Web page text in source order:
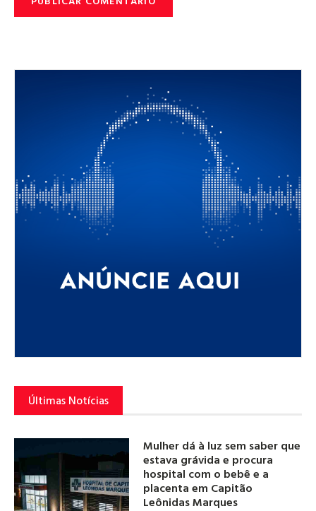
Últimas Notícias
Mulher dá à luz sem saber que
estava grávida e procura
hospital com o bebê e a
placenta em Capitão
Leônidas Marques